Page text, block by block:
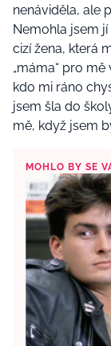
nenáviděla, ale
Nemohla jsem
cizí žena, která
„máma“ pro
kdo mi ráno
jsem šla do
mě, když jsem
MOHLO BY SE